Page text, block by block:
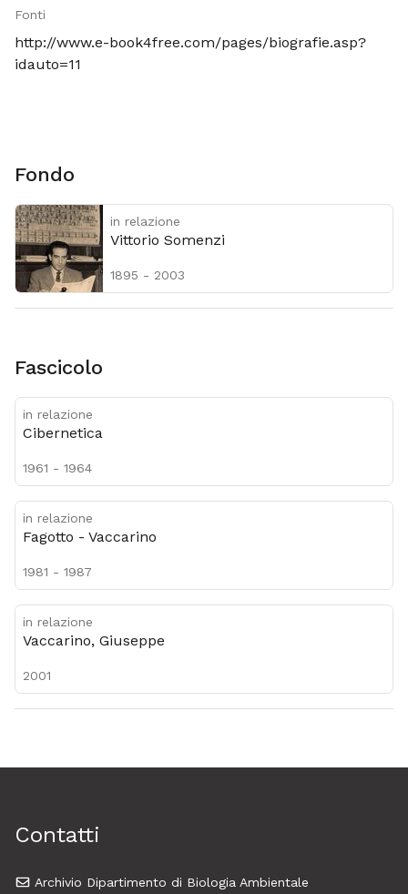
Fonti
http://www.e-book4free.com/pages/biografie.asp?
idauto=11
Fondo
in relazione
Vittorio Somenzi
1895 - 2003
Fascicolo
in relazione
Cibernetica
1961 - 1964
in relazione
Fagotto - Vaccarino
1981 - 1987
in relazione
Vaccarino, Giuseppe
2001
Contatti
Archivio Dipartimento di Biologia Ambientale